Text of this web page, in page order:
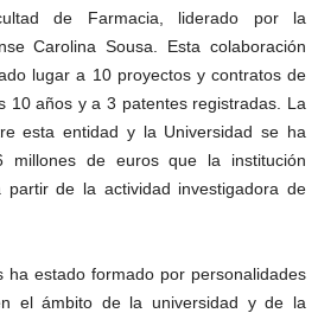
de Farmacia, liderado por la
Carolina Sousa. Esta colaboración
lugar a 10 proyectos y contratos de
10 años y a 3 patentes registradas. La
esta entidad y la Universidad se ha
millones de euros que la institución
partir de la actividad investigadora de
ha estado formado por personalidades
el ámbito de la universidad y de la